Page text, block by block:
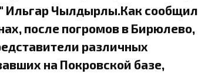
Ильгар Чылдырлы.Как сообщил
после погромов в Бирюлево,
различных
на Покровской базе,